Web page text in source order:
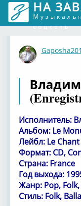
НА
соцсеть
Исполнитель:
Альбом: Le
Лейбл: Le
Формат: CD,
Страна: France
Год выхода:
Жанр: Pop,
Стиль: Folk,